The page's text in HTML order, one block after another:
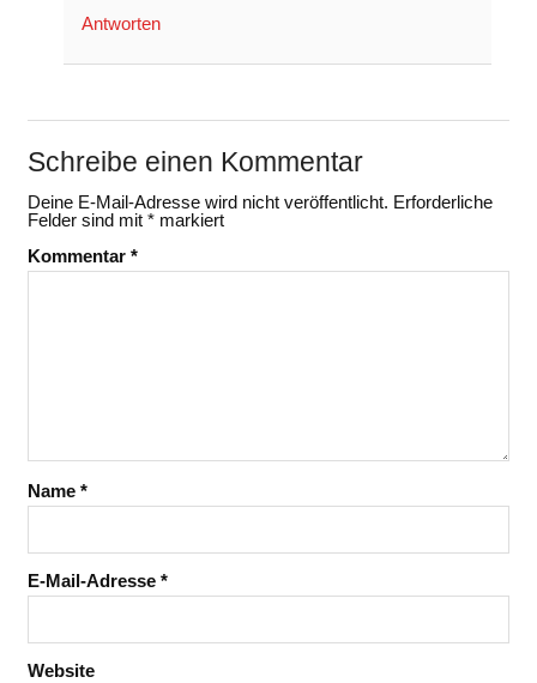
Antworten
Schreibe einen Kommentar
Deine E-Mail-Adresse wird nicht veröffentlicht. Erforderliche
Felder sind mit *markiert
Kommentar *
Name *
E-Mail-Adresse *
Website